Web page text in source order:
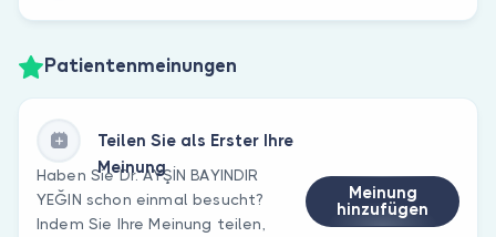
Patientenmeinungen
Teilen Sie als Erster Ihre
Meinung
Haben Sie Dr. AYŞİN BAYINDIR
YEĞIN schon einmal besucht?
Indem Sie Ihre Meinung teilen,
Meinung
hinzufügen